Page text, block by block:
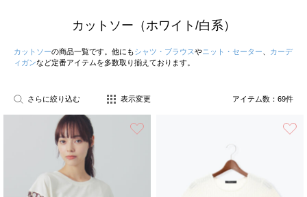
カットソー（ホワイト/白系）
カットソーの商品一覧です。他にもシャツ・ブラウスやニット・セーター
カーデ
ィガンなど定番アイテムを多数取り揃えております。
さらに絞り込む 表示変更 アイテム数： 69件